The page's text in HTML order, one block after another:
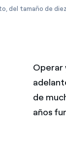
del tamaño de
Operar
de
años